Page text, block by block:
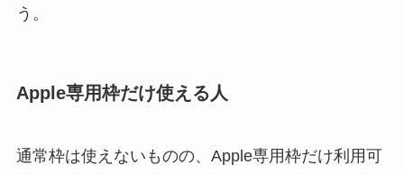
う。
Apple専用枠だけ使える人
通常枠は使えないものの、Apple専用枠だけ利用可